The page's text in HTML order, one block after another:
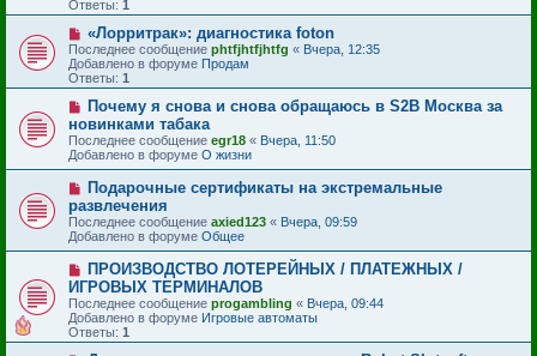
е
и
е
е
с
о
б
щ
е
н
и
е
Ответы: 1
Н
о
в
о
е
с
о
о
б
щ
е
и
е
«Лорритрак»: диагностика foton
Последнее сообщение phtfjhtfjhtfg « Вчера, 12:35
Добавлено в форуме Продам
Ответы: 1
Н
в
о
е
с
о
б
щ
н
и
е
Почему я снова и снова обращаюсь в S2B Москва за
новинками табака
Последнее сообщение egr18 « Вчера, 11:50
Добавлено в форуме О жизни
Н
в
о
е
с
о
б
щ
е
н
Подарочные сертификаты на экстремальные
развлечения
Последнее сообщение axied123 « Вчера, 09:59
Добавлено в форуме Общее
Н
о
в
о
е
с
ПРОИЗВОДСТВО ЛОТЕРЕЙНЫХ / ПЛАТЕЖНЫХ /
ИГРОВЫХ ТЕРМИНАЛОВ
Последнее сообщение progambling « Вчера, 09:44
Добавлено в форуме Игровые автоматы
Ответы: 1